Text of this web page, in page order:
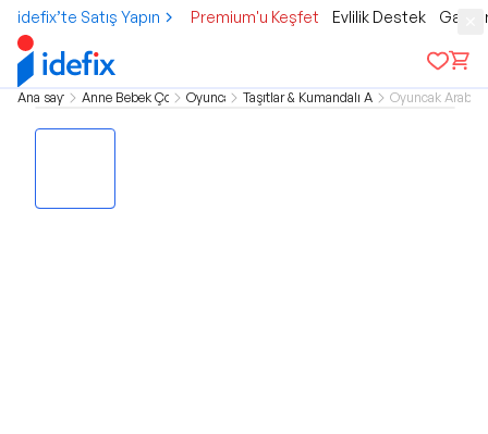
idefix’te Satış Yapın Premium'u Keşfet Evlilik Destek
Ana sayfa Anne Bebek ÇocukOyuncak Taşıtlar & Kumandalı AraçlarOyuncak